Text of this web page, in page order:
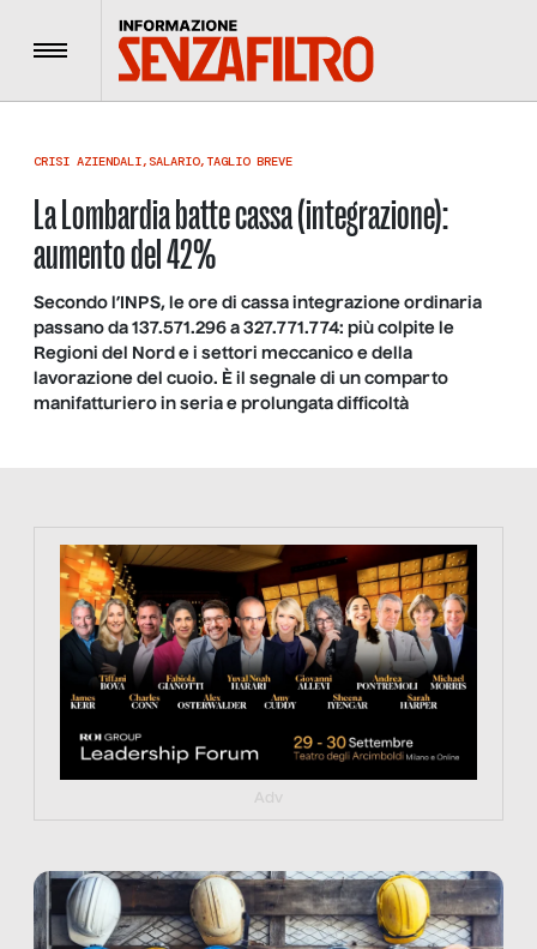
Menu
CRISI AZIENDALI, SALARIO,TAGLIO BREVE
La Lombardia batte cassa (integrazione):
aumento del 42%
Secondo l’INPS, le ore di cassa integrazione ordinaria
passano da 137.571.296 a 327.771.774: più colpite le
Regioni del Nord e i settori meccanico e della
lavorazione del cuoio. È il segnale di un comparto
manifatturiero in seria e prolungata difficoltà
https://tinyurl.com/363fvfm9
Adv